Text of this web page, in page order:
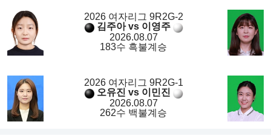
2026 여자리그 9R2G-2
김주아 vs 이영주
2026.08.07
183수 흑불계승
2026 여자리그 9R2G-1
오유진 vs 이민진
2026.08.07
262수 백불계승